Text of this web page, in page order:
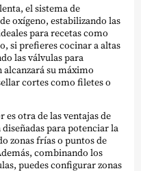
el sistema de
oxígeno, estabilizando las
para recetas como
si prefieres cocinar a altas
las válvulas para
su máximo
cortes como filetes o
otra de las ventajas de
para potenciar la
zonas frías o puntos de
combinando los
puedes configurar zonas